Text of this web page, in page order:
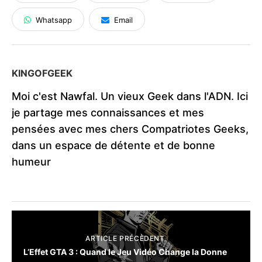
Whatsapp Email
KINGOFGEEK
Moi c'est Nawfal. Un vieux Geek dans l'ADN. Ici
je partage mes connaissances et mes
pensées avec mes chers Compatriotes Geeks,
dans un espace de détente et de bonne
humeur
ARTICLE PRÉCÈDENT
L’Effet GTA 3 : Quand le Jeu Vidéo Change la Donne